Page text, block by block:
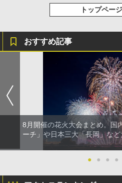
トップペー
おすすめ記事
8月開催の花火大会まとめ。国
ーチ」や日本三大「長岡」な
● ● ● ●